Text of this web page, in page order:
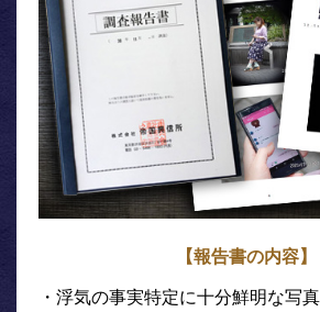
【報告書の内容】
・浮気の事実特定に十分鮮明な写